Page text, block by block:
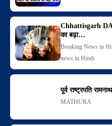
Chhattisgarh
का बढ़ा‌…
Breaking News in
news in Hindi
पूर्व राष्ट्रपति
MATHURA